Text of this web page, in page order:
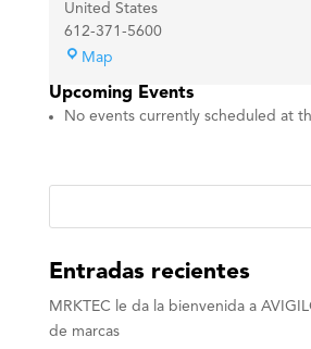
United States
612-371-5600
MapDemo:
Minnesota
Orchestra
Upcoming Events
No events currently scheduled at
Entradas recientes
MRKTEC le da la bienvenida a
de marcas